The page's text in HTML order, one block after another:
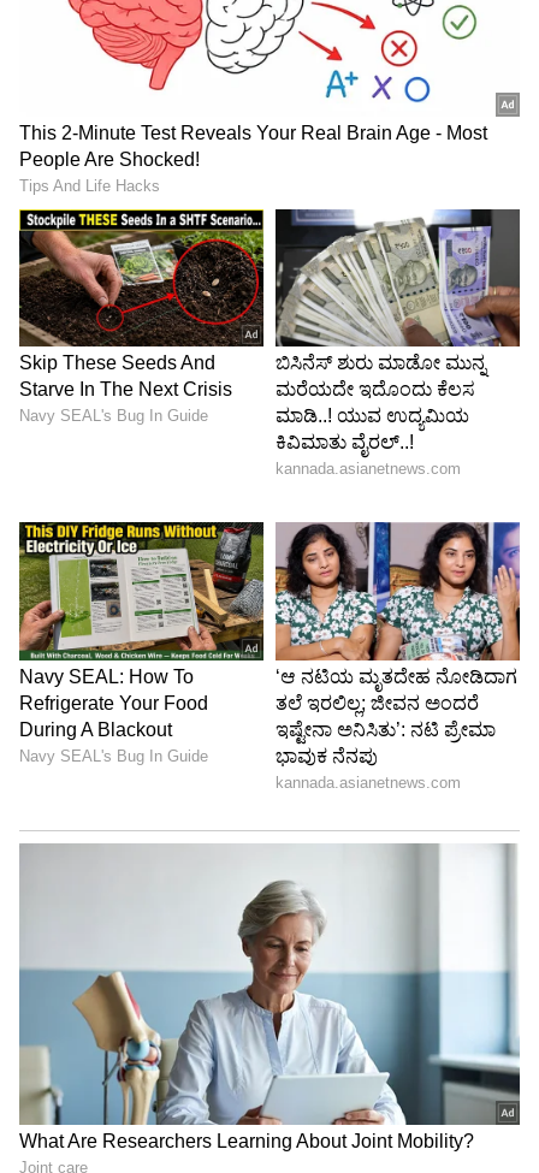
Image Credit :OTHERS
ವೃಶ್ಚಿಕ
ರಾಶಿಚಕ್ರದ ಅಧಿಪತಿಯಾದ ಮಂಗಳನೊಂದಿಗೆ, ಉಚ್ಚ ಗುರು,
ಶುಕ್ರ, ಸೂರ್ಯ ಮತ್ತು ಶನಿ ತುಂಬಾ
ಅನುಕೂಲಕರವಾಗಿರುವುದರಿಂದ, ಈ ರಾಶಿಚಕ್ರ ಚಿಹ್ನೆಯ
ಜೀವನವು ಜುಲೈ ದ್ವಿತೀಯಾರ್ಧದಿಂದ ಆರ್ಥಿಕವಾಗಿ ಪ್ರಗತಿ
ಹೊಂದಲು ಪ್ರಾರಂಭಿಸುತ್ತದೆ. ಅನೇಕ ದಿಕ್ಕುಗಳಿಂದ ಆದಾಯ
ಹೆಚ್ಚಾಗುತ್ತದೆ. ಬರಬೇಕಾದ ಹಣ ಸಿಗುತ್ತದೆ. ಆಸ್ತಿ ವಿವಾದಗಳು
ಮತ್ತು ಸಮಸ್ಯೆಗಳು ಬಗೆಹರಿಯುತ್ತವೆ. ವೃತ್ತಿ, ಉದ್ಯೋಗ ಮತ್ತು
ವ್ಯವಹಾರದಲ್ಲಿ ಆದಾಯ ಹೆಚ್ಚಾಗುತ್ತದೆ.
5
6
Image Credit :SOCIAL MEDIA
ಮಕರ
ಮೂರನೇ ಮನೆಯಲ್ಲಿ ಅಧಿಪತಿ ಶನಿ, ಏಳನೇ ಮನೆಯಲ್ಲಿ
ಉಚ್ಚ ಗುರು ಶನಿಯನ್ನು ನೋಡುವುದರಿಂದ ಮತ್ತು ಶುಕ್ರ, ಬುಧ
ಮತ್ತು ಮಂಗಳ ಅನುಕೂಲಕರವಾಗಿರುವುದರಿಂದ, ಈ